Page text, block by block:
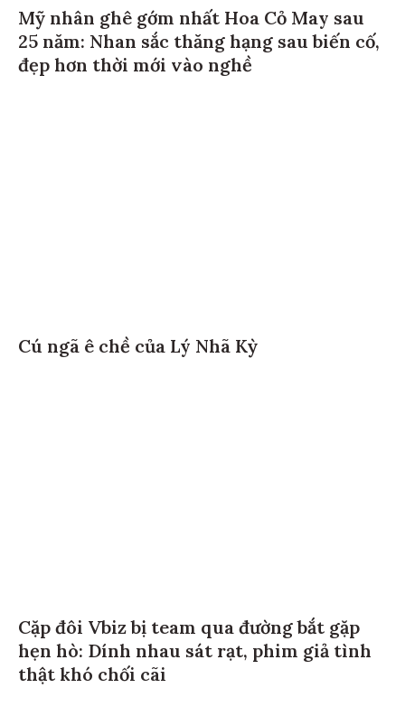
Mỹ nhân ghê gớm nhất Hoa Cỏ May sau
25 năm: Nhan sắc thăng hạng sau biến cố,
đẹp hơn thời mới vào nghề
Cú ngã ê chề của Lý Nhã Kỳ
Cặp đôi Vbiz bị team qua đường bắt gặp
hẹn hò: Dính nhau sát rạt, phim giả tình
thật khó chối cãi